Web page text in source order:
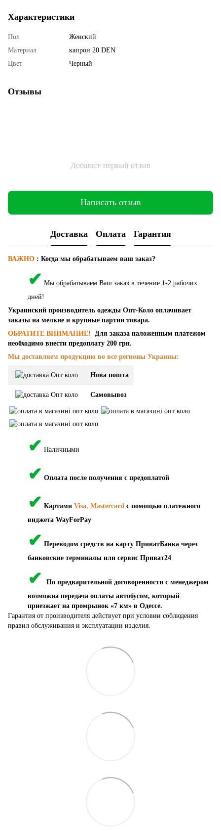
Характеристики
Пол
Женский
Материал
капрон 20 DEN
Цвет
Черный
Отзывы
Добавьте первый отзыв
Написать отзыв
Доставка Оплата Гарантия
ВАЖНО : Когда мы обрабатываем ваш заказ?
✔ Мы обрабатываем Ваш заказ в течение 1-2 рабочих
дней!
Украинский производитель одежды Опт-Коло оплачивает
заказы на мелкие и крупные партии товара.
ОБРАТИТЕ ВНИМАНИЕ!
Для заказа наложенным платежом
необходимо внести предоплату 200 грн.
Мы доставляем продукцию во все регионы Украины:
Нова пошта
Самовывоз
✔ Наличными
✔ Оплата после получения с предоплатой
✔ Картами Visa, Mastercard с помощью платежного
виджета WayForPay
✔ Переводом средств на карту ПриватБанка через
банковские терминалы или сервис Приват24
✔
По предварительной договоренности с менеджером
возможна передача оплаты автобусом, который
приезжает на промрынок «7 км» в Одессе.
Гарантия от производителя действует при условии соблюдения
правил обслуживания и эксплуатации изделия.